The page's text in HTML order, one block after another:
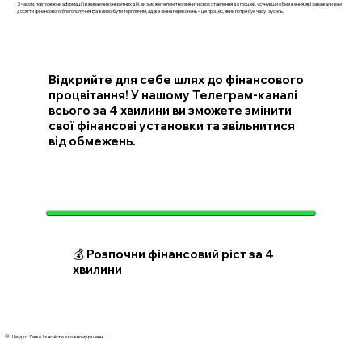
З часом, повторюючи афірмації і вживаючи конкретних дій, ви зможете помітно змінити своє ставлення до грошей, усунувши обмеження, які заважали вам
досягти фінансового благополуччя. Важливо бути терплячим, адже зміна переконань – це процес, який потребує часу і зусиль.
Відкрийте для себе шлях до фінансового
процвітання! У нашому Телеграм-каналі
всього за 4 хвилини ви зможете змінити
свої фінансові установки та звільнитися
від обмежень.
💰 Розпочни фінансовий ріст за 4
хвилини
💛 Швидко. Легко. І з ясністю в кожному рішенні.